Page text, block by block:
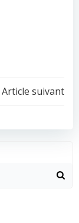
Article suivant